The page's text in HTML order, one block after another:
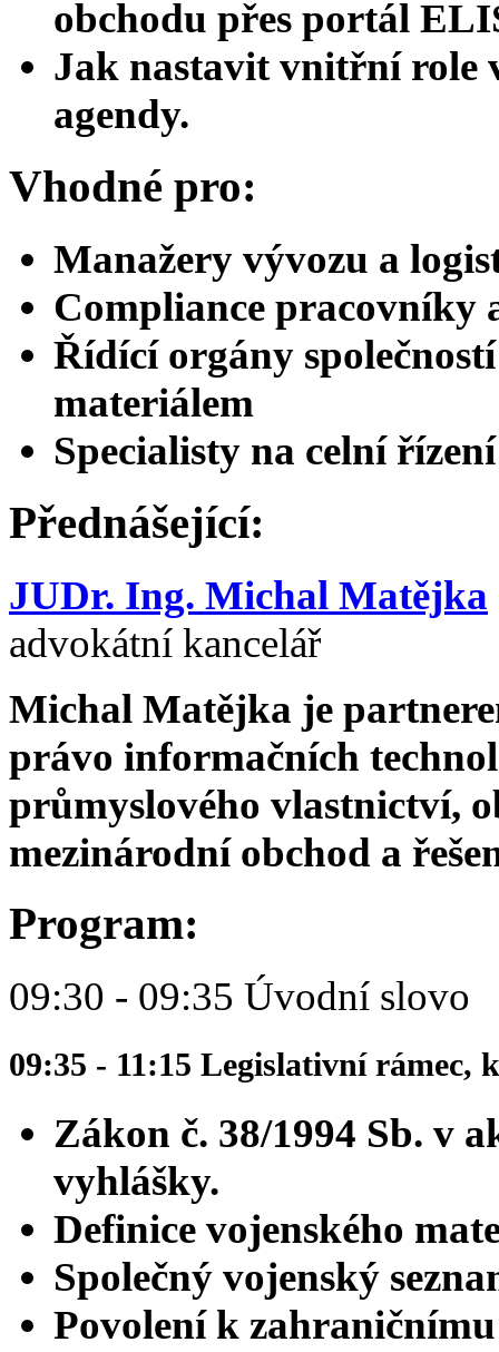
obchodu přes portál
Jak nastavit vnitřní role
agendy.
Vhodné pro:
Manažery vývozu a
Compliance
Řídící orgány
materiálem
Specialisty na celní
Přednášející:
JUDr. Ing. Michal Matějka
advokátní kancelář
Michal Matějka je
právo informačních
průmyslového vlastnictví,
mezinárodní obchod a
Program:
09:30 - 09:35 Úvodní slovo
09:35 - 11:15 Legislativní rámec,
Zákon č. 38/1994 Sb. v
vyhlášky.
Definice vojenského
Společný vojenský
Povolení k